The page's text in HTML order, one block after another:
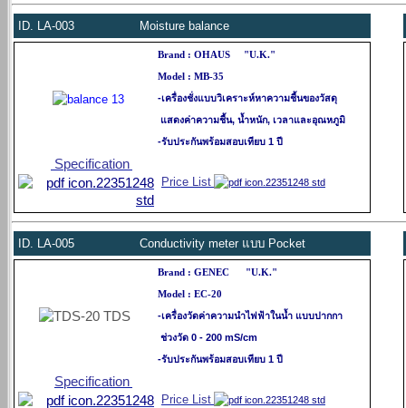
ID. LA-003 Moisture balance
Brand : OHAUS "U.K."
Model : MB-35
-เครื่องชั่งแบบวิเคราะห์หาความชื้นของวัสดุ
แสดงค่าความชื้น, น้ำหนัก, เวลาและอุณหภูมิ
-รับประกันพร้อมสอบเทียบ 1 ปี
Specification
Price List
ID. LA-005 Conductivity meter แบบ Pocket
Brand : GENEC "U.K."
Model : EC-20
-เครื่องวัดค่าความนำไฟฟ้าในน้ำ แบบปากกา
ช่วงวัด 0 - 200 mS/cm
-รับประกันพร้อมสอบเทียบ 1 ปี
Specification
Price List